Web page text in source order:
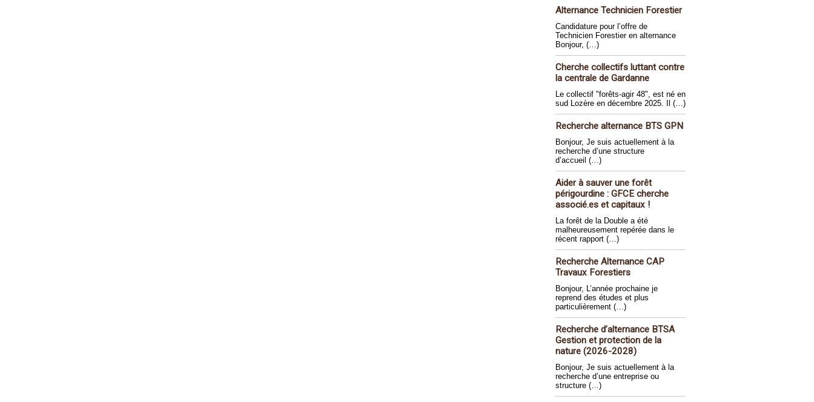
Alternance Technicien Forestier
Candidature pour l’offre de
Technicien Forestier en alternance
Bonjour, (…)
Cherche collectifs luttant contre
la centrale de Gardanne
Le collectif "forêts-agir 48", est né en
sud Lozère en décembre 2025. Il (…)
Recherche alternance BTS GPN
Bonjour, Je suis actuellement à la
recherche d’une structure
d’accueil (…)
Aider à sauver une forêt
périgourdine : GFCE cherche
associé.es et capitaux !
La forêt de la Double a été
malheureusement repérée dans le
récent rapport (…)
Recherche Alternance CAP
Travaux Forestiers
Bonjour, L’année prochaine je
reprend des études et plus
particulièrement (…)
Recherche d’alternance BTSA
Gestion et protection de la
nature (2026-2028)
Bonjour, Je suis actuellement à la
recherche d’une entreprise ou
structure (…)